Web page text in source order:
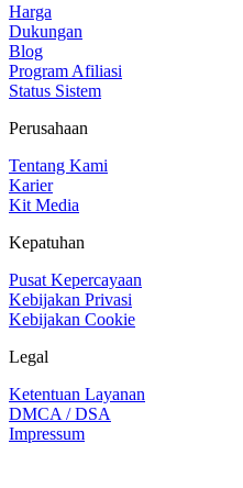
Harga
Dukungan
Blog
Program Afiliasi
Status Sistem
Perusahaan
Tentang Kami
Karier
Kit Media
Kepatuhan
Pusat Kepercayaan
Kebijakan Privasi
Kebijakan Cookie
Legal
Ketentuan Layanan
DMCA / DSA
Impressum